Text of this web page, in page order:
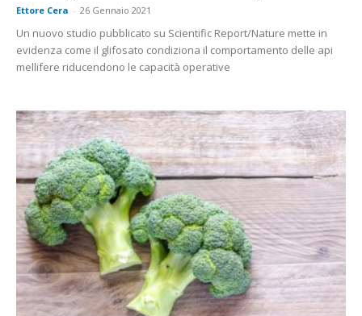
Ettore Cera - 26 Gennaio 2021
Un nuovo studio pubblicato su Scientific Report/Nature mette in
evidenza come il glifosato condiziona il comportamento delle api
mellifere riducendono le capacità operative